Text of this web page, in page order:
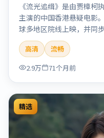
《流光追缉》是由贾樟柯
主演的中国香港悬疑电影
球多地区院线上映，并同
剧情与看点：悬念层层推
料，适合推理爱好者。本
柯」「悬疑」「中国香港
关键词的影迷阅读简介与
高清
流畅
2.9万
71个月前
精选